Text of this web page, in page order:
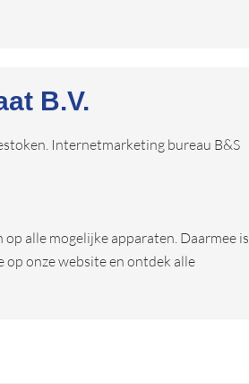
B.V.
Internetmarketing bureau B&S
alle mogelijke apparaten. Daarmee is
op onze website en ontdek alle